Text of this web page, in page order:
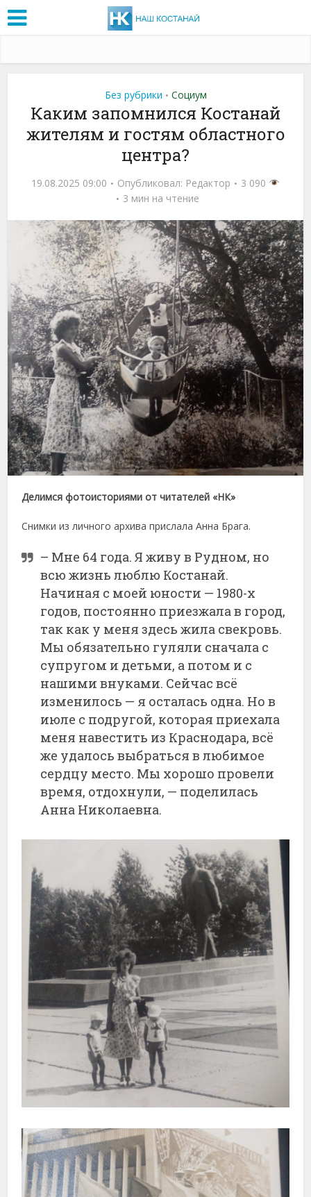
Без рубрики • Социум
Каким запомнился Костанай
жителям и гостям областного
центра?
19.08.2025 09:00 Опубликовал: Редактор
3 090
3 мин на чтение
Делимся фотоисториями от читателей «НК»
Снимки из личного архива прислала Анна Брага.
– Мне 64 года. Я живу в Рудном, но
всю жизнь люблю Костанай.
Начиная с моей юности — 1980-х
годов, постоянно приезжала в город,
так как у меня здесь жила свекровь.
Мы обязательно гуляли сначала с
супругом и детьми, а потом и с
нашими внуками. Сейчас всё
изменилось — я осталась одна. Но в
июле с подругой, которая приехала
меня навестить из Краснодара, всё
же удалось выбраться в любимое
сердцу место. Мы хорошо провели
время, отдохнули, — поделилась
Анна Николаевна.